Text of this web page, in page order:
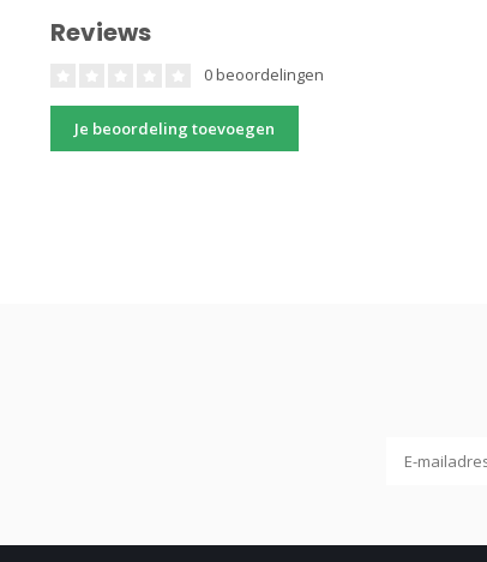
Reviews
0 beoordelingen
Je beoordeling toevoegen